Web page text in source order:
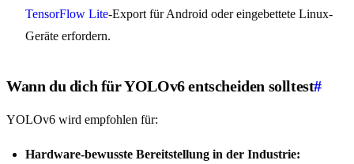
TensorFlow Lite-Export für Android oder eingebettete Linux-
Geräte erfordern.
Wann du dich für YOLOv6 entscheiden solltest#
YOLOv6 wird empfohlen für:
Hardware-bewusste Bereitstellung in der Industrie: